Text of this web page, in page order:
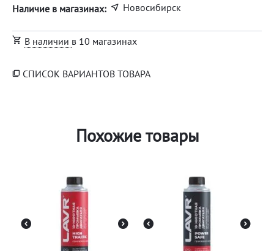
Наличие в магазинах: Новосибирск
В наличии в 10 магазинах
СПИСОК ВАРИАНТОВ ТОВАРА
Похожие товары